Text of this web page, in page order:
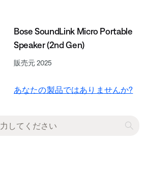
Bose SoundLink Micro Portable
Speaker (2nd Gen)
販売元 2025
あなたの製品ではありませんか?